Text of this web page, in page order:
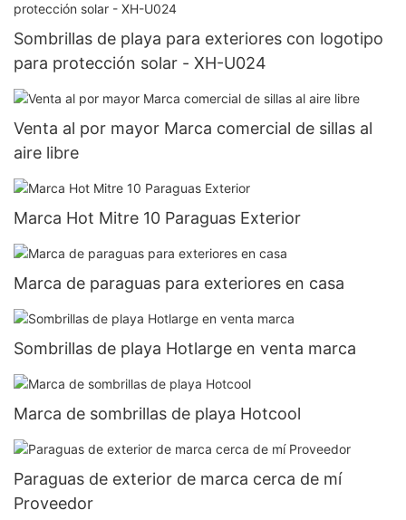
Sombrillas de playa para exteriores con logotipo
para protección solar - XH-U024
Venta al por mayor Marca comercial de sillas al
aire libre
Marca Hot Mitre 10 Paraguas Exterior
Marca de paraguas para exteriores en casa
Sombrillas de playa Hotlarge en venta marca
Marca de sombrillas de playa Hotcool
Paraguas de exterior de marca cerca de mí
Proveedor